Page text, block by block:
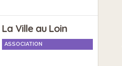
La Ville au Loin
ASSOCIATION